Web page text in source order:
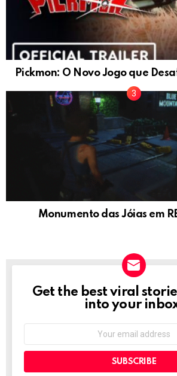
Pickmon: O Novo Jogo que
Monumento das Jóias em
NEWSLETTER
Get the best viral
into your